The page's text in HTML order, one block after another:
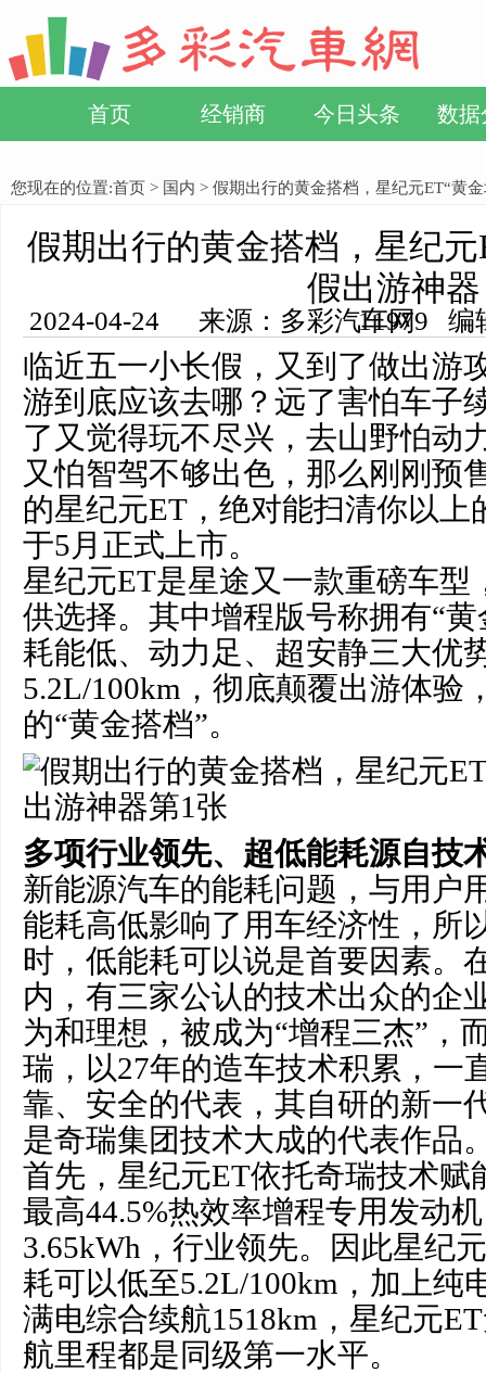
首页 经销商 今日头条 数据
您现在的位置:首页 > 国内 > 假期出行的黄金搭档，星纪元ET“黄
假期出行的黄金搭档，星纪
假出游神器
2024-04-24 来源：多彩汽车网 编辑：小方 浏览量： 11979
临近五一小长假，又到了做出游
游到底应该去哪？远了害怕车子
了又觉得玩不尽兴，去山野怕动
又怕智驾不够出色，那么刚刚预
的星纪元ET，绝对能扫清你以上
于5月正式上市。
星纪元ET是星途又一款重磅车型
供选择。其中增程版号称拥有“
耗能低、动力足、超安静三大优
5.2L/100km，彻底颠覆出游体验
的“黄金搭档”。
多项行业领先、超低能耗源自技
新能源汽车的能耗问题，与用户
能耗高低影响了用车经济性，所
时，低能耗可以说是首要因素。
内，有三家公认的技术出众的企
为和理想，被成为“增程三杰”，
瑞，以27年的造车技术积累，一
靠、安全的代表，其自研的新一
是奇瑞集团技术大成的代表作品
首先，星纪元ET依托奇瑞技术赋
最高44.5%热效率增程专用发动
3.65kWh，行业领先。因此星纪
耗可以低至5.2L/100km，加上纯
满电综合续航1518km，星纪元
航里程都是同级第一水平。